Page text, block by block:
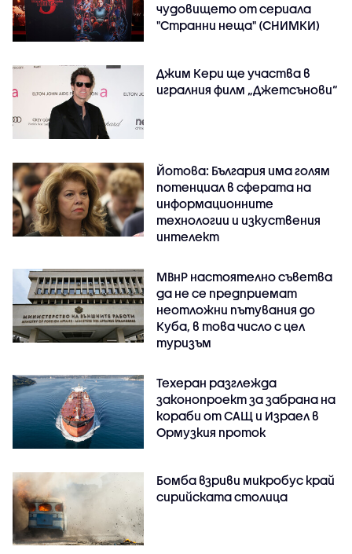
чудовището от сериала
"Странни неща" (СНИМКИ)
Джим Кери ще участва в
игралния филм „Джетсънови“
Йотова: България има голям
потенциал в сферата на
информационните
технологии и изкуствения
интелект
МВнР настоятелно съветва
да не се предприемат
неотложни пътувания до
Куба, в това число с цел
туризъм
Техеран разглежда
законопроект за забрана на
кораби от САЩ и Израел в
Ормузкия проток
Бомба взриви микробус край
сирийската столица